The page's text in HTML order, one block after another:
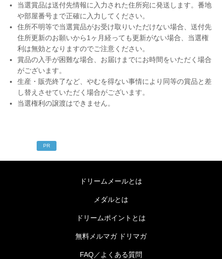
当選賞品は送付先情報に入力された住所宛に発送します。番地
や部屋番号まで正確に入力してください。
住所不明等で当選賞品がお受け取りいただけない場合、送付先
住所更新のお願いから1ヶ月経っても更新がない場合、当選権
利は無効となりますのでご注意ください。
賞品の入手が困難な場合、お届けまでにお時間をいただく場合
がございます。
生産・販売終了など、やむを得ない事情により同等の賞品と差
し替えさせていただく場合がございます。
当選権利の譲渡はできません。
PR
ドリームメールとは
メダルとは
ドリームポイントとは
無料メルマガ ドリマガ
FAQ／よくある質問